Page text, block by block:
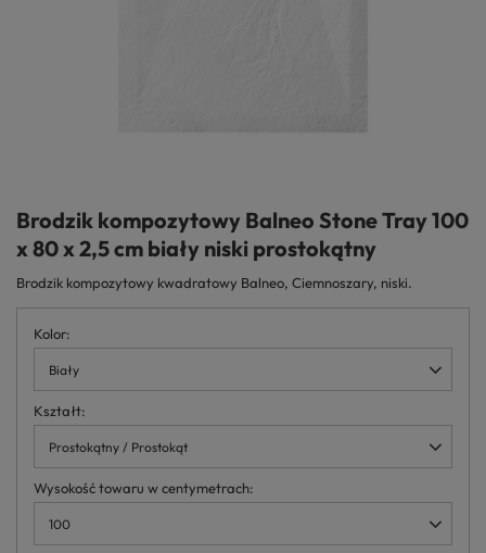
Brodzik kompozytowy Balneo Stone Tray 100
x 80 x 2,5 cm biały niski prostokątny
Brodzik kompozytowy kwadratowy Balneo, Ciemnoszary, niski.
Kolor
Biały
Kształt
Prostokątny / Prostokąt
Wysokość towaru w centymetrach
100